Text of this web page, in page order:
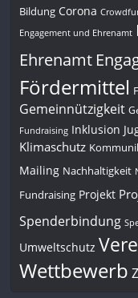
Bildung Corona
Engagement und Ehrenamt
Ehrenamt
Fördermittel
Gemeinnützigkeit
Fundraising Inklusion
Klimaschutz
Mailing Nachhaltigkeit
Fundraising Projekt
Spenderbindung
Umweltschutz
Wettbewerb